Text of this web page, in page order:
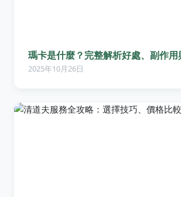
瑪卡是什麼？完整解析好處、副作
2025年10月26日